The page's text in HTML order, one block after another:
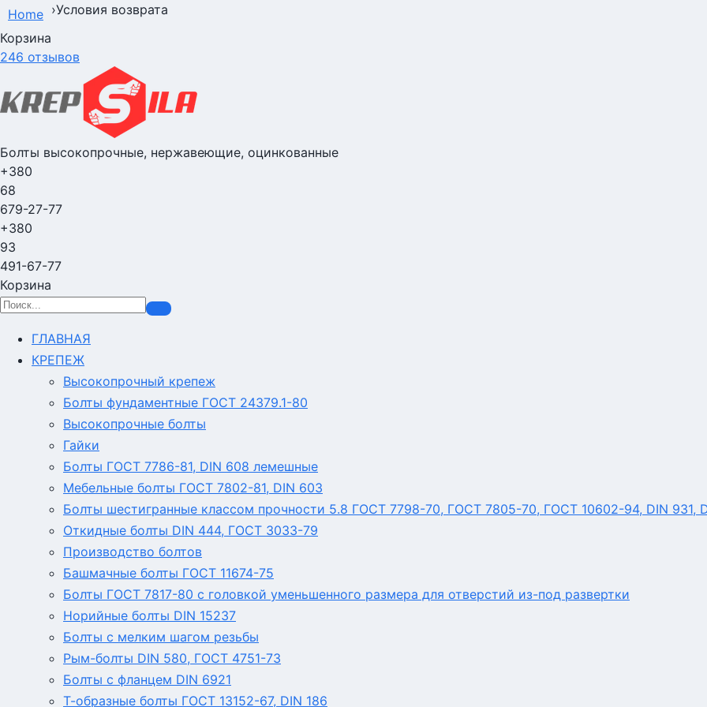
Home ›Условия возврата
Корзина
246 отзывов
Болты высокопрочные, нержавеющие, оцинкованные
+380
68
679-27-77
+380
93
491-67-77
Корзина
ГЛАВНАЯ
КРЕПЕЖ
Высокопрочный крепеж
Болты фундаментные ГОСТ 24379.1-80
Высокопрочные болты
Гайки
Болты ГОСТ 7786-81, DIN 608 лемешные
Мебельные болты ГОСТ 7802-81, DIN 603
Болты шестигранные классом прочности 5.8 ГОСТ 7798-70, ГОСТ 7805-70, ГОСТ 10602-94, DIN 931,
Откидные болты DIN 444, ГОСТ 3033-79
Производство болтов
Башмачные болты ГОСТ 11674-75
Болты ГОСТ 7817-80 с головкой уменьшенного размера для отверстий из-под развертки
Норийные болты DIN 15237
Болты с мелким шагом резьбы
Рым-болты DIN 580, ГОСТ 4751-73
Болты с фланцем DIN 6921
Т-образные болты ГОСТ 13152-67, DIN 186